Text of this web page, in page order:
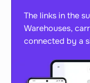
The links in the
Warehouses,
connected by a